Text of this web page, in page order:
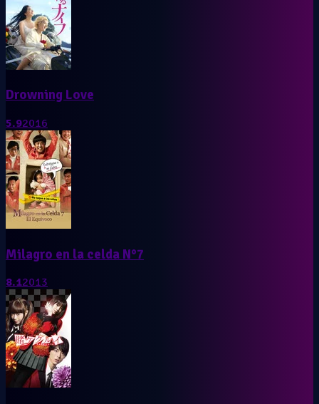
Drowning Love
5.92016
Milagro en la celda N°7
8.12013